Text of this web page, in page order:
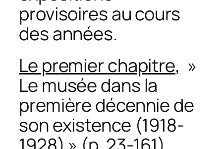
provisoires au cours
des années.
Le premier chapitre, »
Le musée dans la
première décennie de
son existence (1918-